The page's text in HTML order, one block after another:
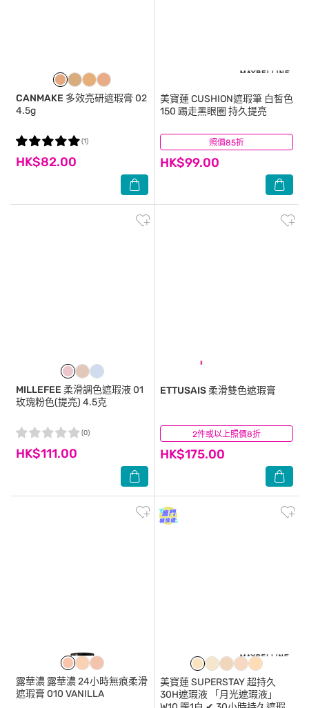
CANMAKE 多效亮研遮瑕膏 02
4.5g
HK$82.00
(1) 照價85折
美寶蓮CUSHION遮瑕筆 白皙色
150 踢走黑眼圈 持久提亮
HK$99.00
(3)
MILLEFEE 柔滑調色遮瑕液 01
玫瑰粉色(提亮) 4.5克
HK$111.00
(0) 2件或以上照價8折
ETTUSAIS柔滑雙色遮瑕膏
HK$175.00
(3)
露華濃 露華濃 24小時無痕柔滑
遮瑕膏 010 VANILLA
美寶蓮SUPERSTAY 超持久
30H遮瑕液 「月光遮瑕液」